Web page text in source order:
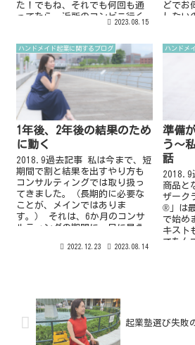
た！でもね、それでも何回も通
ってたら、近所のコンビニ行く
2023.08.15
どでお
しない
ハンドメイド起業に関するブログ
1年後、2年後の結果のため
に動く
2018.9過去記事 私は今まで、短
期間で割と結果を出すやり方も
コンサルティングでは取り扱っ
てきました。（長期的に必要な
ことが、メインではありま
す。） それは、6か月のコンサ
ルティングの期間に、目に見え
2022.12.23 2023.08.14
ハンドメ
準備
う～
話
2018.9
商品と
ザーク
®️」は
で始め
キスト
てたん
起業塾選び失敗